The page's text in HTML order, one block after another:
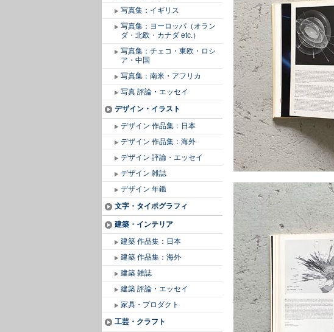
写真集：イギリス
写真集：ヨーロッパ（オラン
ダ・北欧・カナダ etc.）
写真集：チェコ・東欧・ロシ
ア・中国
写真集：南米・アフリカ
写真 評論・エッセイ
デザイン・イラスト
デザイン 作品集：日本
デザイン 作品集：海外
デザイン 評論・エッセイ
デザイン 雑誌
デザイン 年鑑
文字・タイポグラフィ
建築・インテリア
建築 作品集：日本
建築 作品集：海外
建築 雑誌
建築 評論・エッセイ
家具・プロダクト
工芸・クラフト